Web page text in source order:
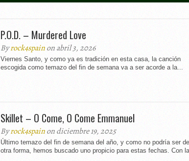
P.O.D. – Murdered Love
Byrock4spainon abril 3, 2026
Viernes Santo, y como ya es tradición en esta casa, la canción
escogida como temazo del fin de semana va a ser acorde a la...
Skillet – O Come, O Come Emmanuel
Byrock4spainon diciembre 19, 2025
Último temazo del fin de semana del año, y como no podría ser de
otra forma, hemos buscado uno propicio para estas fechas. Con